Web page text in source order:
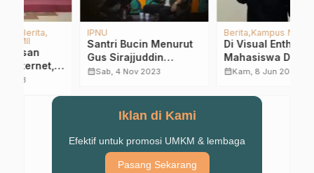
Berita Kampus NU
Di Visual Enthusiast,
Mahasiswa DKV
ITSNU Pasuruan
Karya
calendar_monthKam, 8 Jun 2023
ISHARINU PCNU
KH Imron Mutamakkin:
Pondasi Aswaja Kunci
Istiqamah NU Hingga
Sel, 6 Jan 2026
Iklan di Kami
Efektif untuk promosi UMKM & lembaga
Pasang Sekarang